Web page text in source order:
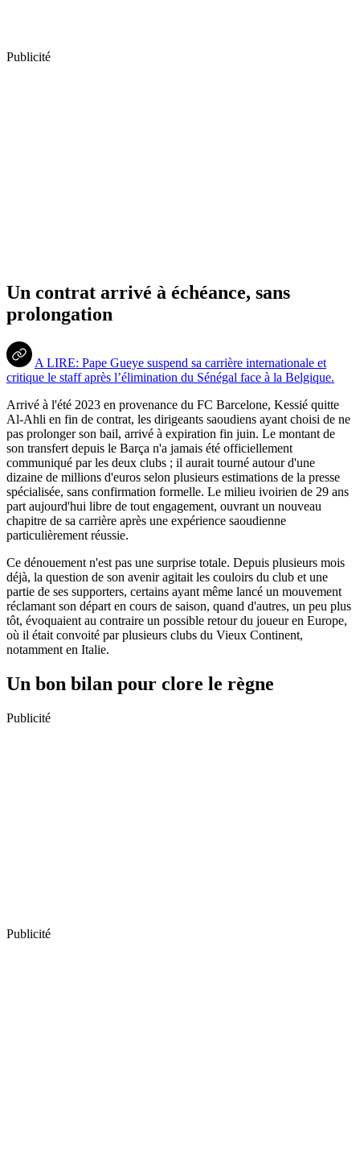
Publicité
Un contrat arrivé à échéance, sans
prolongation
A LIRE: Pape Gueye suspend sa carrière internationale et
critique le staff après l’élimination du Sénégal face à la Belgique.
Arrivé à l'été 2023 en provenance du FC Barcelone, Kessié quitte
Al-Ahli en fin de contrat, les dirigeants saoudiens ayant choisi de ne
pas prolonger son bail, arrivé à expiration fin juin. Le montant de
son transfert depuis le Barça n'a jamais été officiellement
communiqué par les deux clubs ; il aurait tourné autour d'une
dizaine de millions d'euros selon plusieurs estimations de la presse
spécialisée, sans confirmation formelle. Le milieu ivoirien de 29 ans
part aujourd'hui libre de tout engagement, ouvrant un nouveau
chapitre de sa carrière après une expérience saoudienne
particulièrement réussie.
Ce dénouement n'est pas une surprise totale. Depuis plusieurs mois
déjà, la question de son avenir agitait les couloirs du club et une
partie de ses supporters, certains ayant même lancé un mouvement
réclamant son départ en cours de saison, quand d'autres, un peu plus
tôt, évoquaient au contraire un possible retour du joueur en Europe,
où il était convoité par plusieurs clubs du Vieux Continent,
notamment en Italie.
Un bon bilan pour clore le règne
Publicité
Publicité